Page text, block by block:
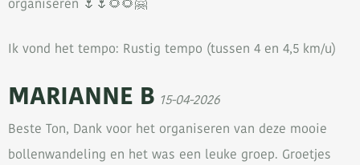
organiseren 🌷🌷🌻🌻🤗
Ik vond het tempo: Rustig tempo (tussen 4 en 4,5 km/u)
MARIANNE B 15-04-2026
Beste Ton, Dank voor het organiseren van deze mooie
bollenwandeling en het was een leuke groep. Groetjes